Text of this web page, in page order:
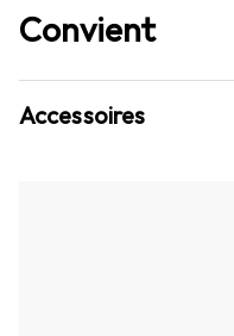
Convient
Accessoires